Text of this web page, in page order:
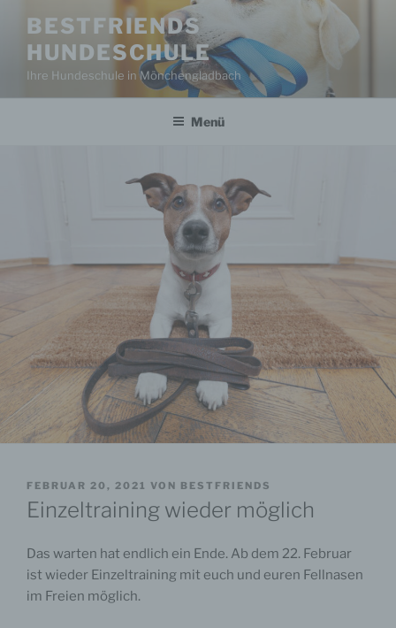
Inhalt
springen
BESTFRIENDS
HUNDESCHULE
Ihre Hundeschule in Mönchengladbach
Menü
VERÖFFENTLICHT
AM
FEBRUAR 20, 2021 VON BESTFRIENDS
Einzeltraining wieder möglich
Das warten hat endlich ein Ende. Ab dem 22. Februar
ist wieder Einzeltraining mit euch und euren Fellnasen
im Freien möglich.